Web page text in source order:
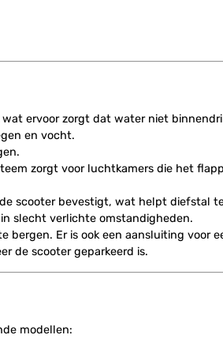
ervoor zorgt dat water niet
en vocht.
zorgt voor luchtkamers die het
scooter bevestigt, wat helpt diefstal
slecht verlichte omstandigheden.
bergen. Er is ook een aansluiting voor
de scooter geparkeerd is.
modellen: